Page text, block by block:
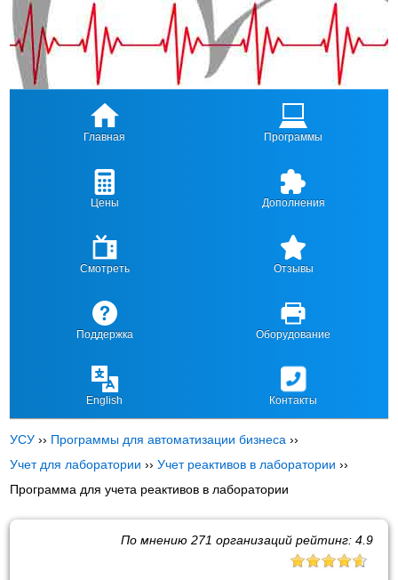
Главная Программы
Цены Дополнения
Смотреть Отзывы
Поддержка Оборудование
English Контакты
УСУ ›› Программы для автоматизации бизнеса ››
Учет для лаборатории ››Учет реактивов в лаборатории ››
Программа для учета реактивов в лаборатории
По мнению 271 организаций рейтинг: 4.9